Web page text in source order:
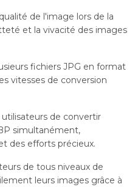
de l'image lors de la
et la vivacité des images
fichiers JPG en format
vitesses de conversion
de convertir
simultanément,
des efforts précieux.
de tous niveaux de
leurs images grâce à